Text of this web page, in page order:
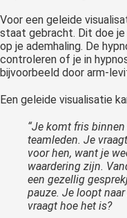
Voor een geleide
staat gebracht. Dit doe
op je ademhaling. De
controleren of je in
bijvoorbeeld door arm-
Een geleide visualisatie
“Je komt fris
teamleden. Je
voor hen, want je
waardering zijn.
een gezellig
pauze. Je loopt
vraagt hoe het is?